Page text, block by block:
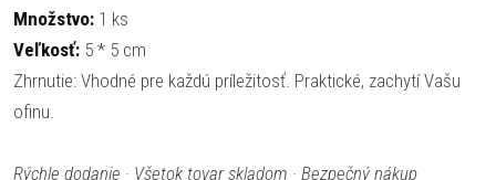
Množstvo: 1 ks
Veľkosť: 5 * 5 cm
Zhrnutie: Vhodné pre každú príležitosť. Praktické, zachytí Vašu
ofinu.
Rýchle dodanie · Všetok tovar skladom · Bezpečný nákup